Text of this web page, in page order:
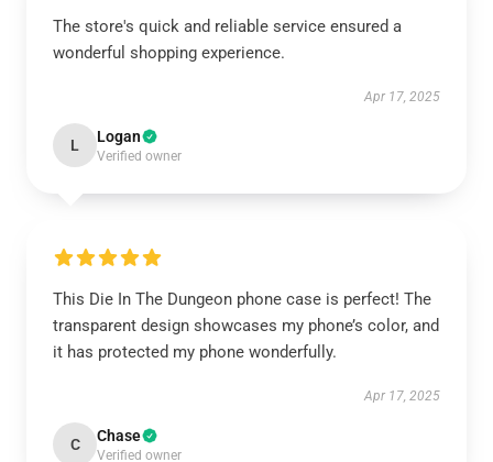
The store's quick and reliable service ensured a
wonderful shopping experience.
Apr 17, 2025
L Logan
Verified owner
This Die In The Dungeon phone case is perfect! The
transparent design showcases my phone’s color, and
it has protected my phone wonderfully.
Apr 17, 2025
C Chase
Verified owner